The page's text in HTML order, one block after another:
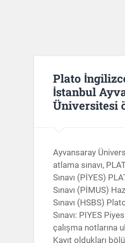
Plato
İstanbul
Üniversitesi
Ayvansaray
atlama sınavı,
Sınavı (PİYES)
Sınavı (PİMUS)
Sınavı (HSBS)
Sınavı: PIYES
çalışma notlarına
Kayıt oldukları